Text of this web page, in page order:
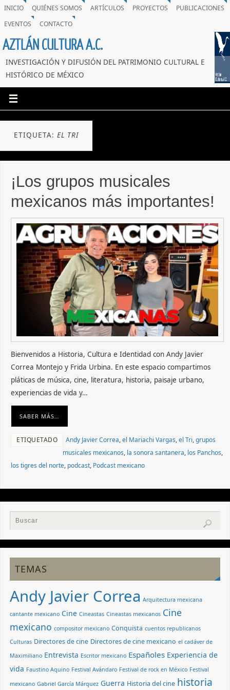
INICIO QUIÉNES SOMOS ARTÍCULOS PROYECTOS
PUBLICACIONES
EVENTOS
CONTACTO
AZTLÁN CULTURA A.C.
INVESTIGACIÓN Y DIFUSIÓN DEL PATRIMONIO CULTURAL E
HISTÓRICO DE MÉXICO
ETIQUETA: EL TRI
¡Los grupos musicales
mexicanos más importantes!
Bienvenidos a Historia, Cultura e Identidad con Andy Javier
Correa Montejo y Frida Urbina. En este espacio compartimos
pláticas de música, cine, literatura, historia, paisaje urbano,
experiencias de vida y…
SABER MÁS…
ETIQUETADO Andy Javier Correa,el Mariachi Vargas,el Tri,grupos
musicales mexicanos, la sonora santanera, los Panchos,
los tigres del norte, podcast, Podcast mexicano
TEMAS
Andy Javier Correa Arquitectura mexicana
cantante mexicano Cine Cineastas Cineastas mexicanos Cine
mexicano compositor mexicano Conquista cuentos republicanos
Culturas Directores de cine Directores de cine mexicano el cadáver de
Maximiliano Entrevista Escritor mexicano Españoles Experiencia de
vida Faustino Aquino Festival Avándaro Festival de rock en México Festival
mexicano Gabriel García Márquez Guerra Historia del cine historia